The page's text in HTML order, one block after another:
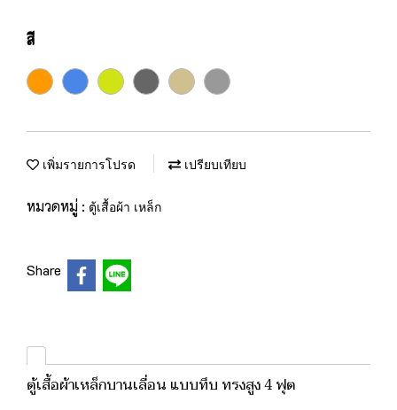
สี
เพิ่มรายการโปรด เปรียบเทียบ
หมวดหมู่ : ตู้เสื้อผ้า เหล็ก
Share
ตู้เสื้อผ้าเหล็กบานเลื่อน แบบทึบ ทรงสูง 4 ฟุต